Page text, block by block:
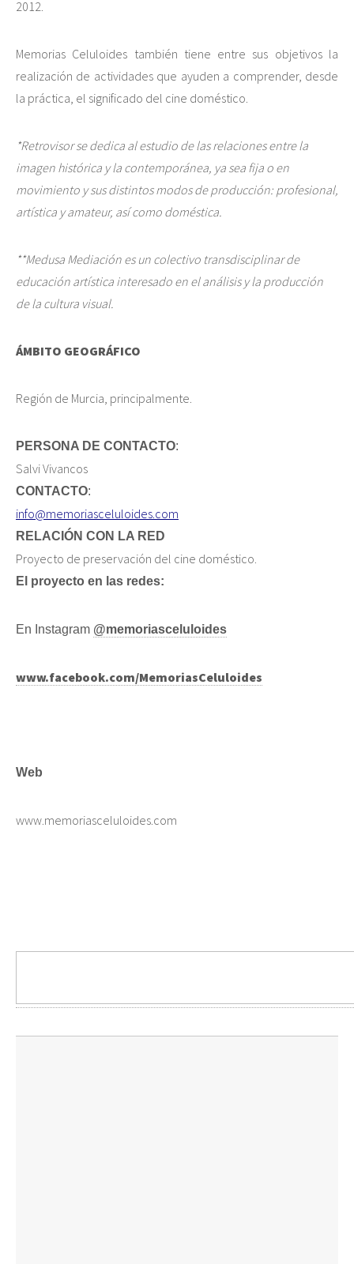
2012.
Memorias Celuloides también tiene entre sus objetivos la
realización de actividades que ayuden a comprender, desde
la práctica, el significado del cine doméstico.
*Retrovisor se dedica al estudio de las relaciones entre la
imagen histórica y la contemporánea, ya sea fija o en
movimiento y sus distintos modos de producción: profesional,
artística y amateur, así como doméstica.
**Medusa Mediación es un colectivo transdisciplinar de
educación artística interesado en el análisis y la producción
de la cultura visual.
ÁMBITO GEOGRÁFICO
Región de Murcia, principalmente.
PERSONA DE CONTACTO:
Salvi Vivancos
CONTACTO:
info@memoriasceluloides.com
RELACIÓN CON LA RED
Proyecto de preservación del cine doméstico.
El proyecto en las redes:
En Instagram @memoriasceluloides
www.facebook.com/MemoriasCeluloides
Web
www.memoriasceluloides.com